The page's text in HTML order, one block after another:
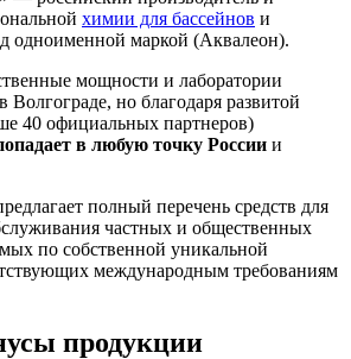
химии для бассейнов и
одноименной маркой (Аквалеон).
мощности и лаборатории
Волгограде, но благодаря развитой
40 официальных партнеров)
в любую точку России и
полный перечень средств для
частных и общественных
по собственной уникальной
международным требованиям
продукции